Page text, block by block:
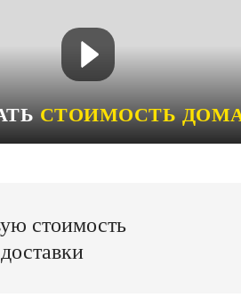
СТОИМОСТЬ
стоимость